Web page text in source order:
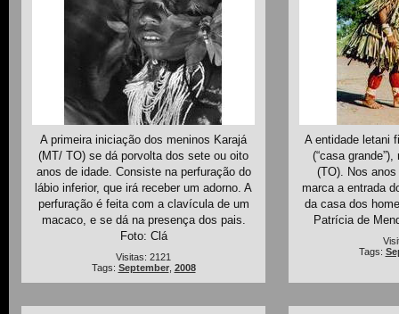
A primeira iniciação dos meninos Karajá
(MT/ TO) se dá porvolta dos sete ou oito
anos de idade. Consiste na perfuração do
lábio inferior, que irá receber um adorno. A
perfuração é feita com a clavícula de um
macaco, e se dá na presença dos pais.
Foto: Clá
Visitas: 2121
Tags: September, 2008
A entidade letani
(“casa
(TO). Nos
marca a entrada
da casa dos
Patrícia de
Tags: